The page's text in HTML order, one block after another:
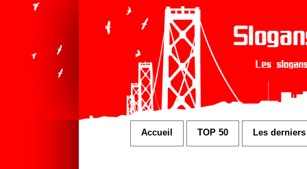
Accueil TOP 50 Les derniers